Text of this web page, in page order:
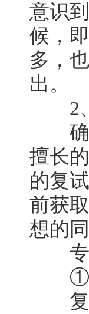
意识
候，
多，
出。
2、
确定
擅长
的复
前获
想的
专
①复
复试